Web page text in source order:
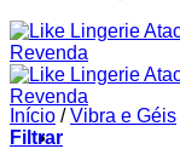
Início / Vibra e Géis
Filtrar